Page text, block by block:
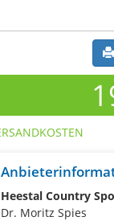
Heestal Country
Dr. Moritz Spies